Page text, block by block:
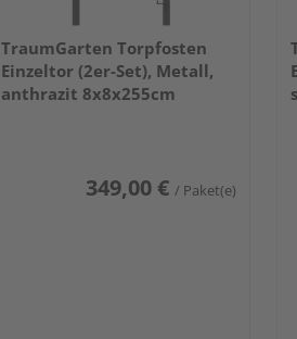
TraumGarten Torpfosten
Einzeltor (2er-Set), Metall,
anthrazit 8x8x255cm
349,00 € / Paket(e)